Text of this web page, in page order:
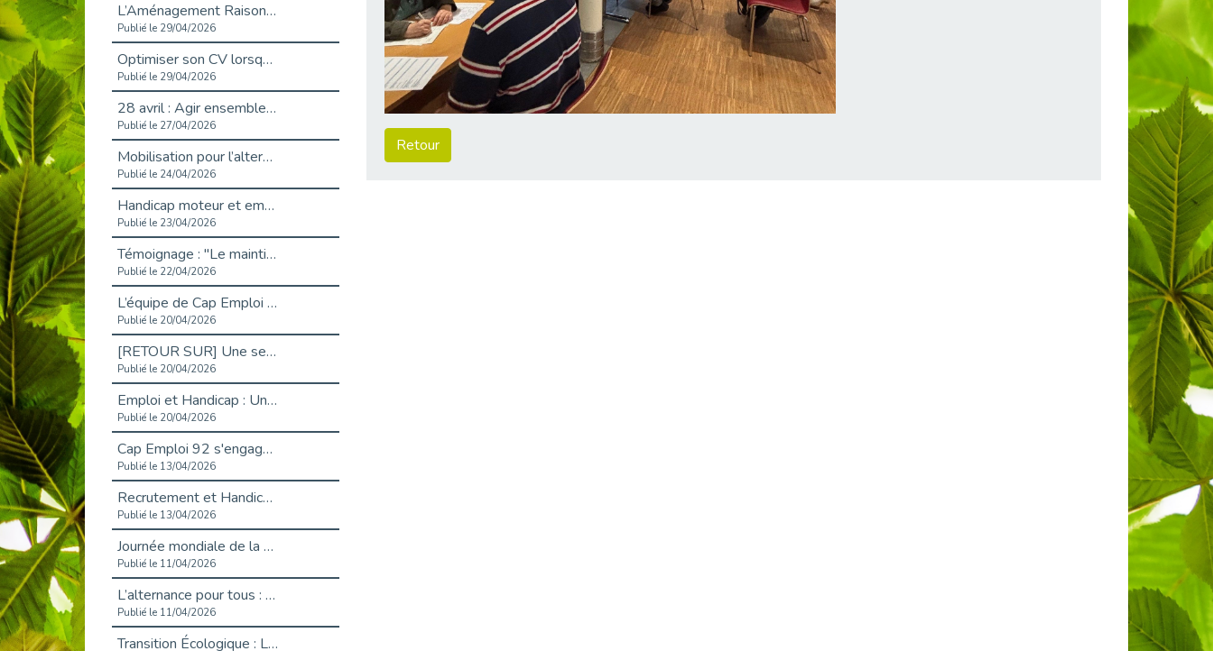
L’Aménagement Raisonnable : Un Levier pour l’Équité
Publié le 29/04/2026
Optimiser son CV lorsqu’on est en situation de handicap
Publié le 29/04/2026
28 avril : Agir ensemble pour une culture de prévention au travail
Publié le 27/04/2026
Mobilisation pour l’alternance et le handicap
Publié le 24/04/2026
Handicap moteur et emploi : réussir ses recrutements vidéo
Publié le 23/04/2026
Témoignage : "Le maintien en emploi est un investissement, pas une contrainte."
Publié le 22/04/2026
L’équipe de Cap Emploi 92 s’agrandit : Bienvenue à Charmila, Khoudia et Fadila !
Publié le 20/04/2026
[RETOUR SUR] Une session de recrutement inclusive réussie à Asnières !
Publié le 20/04/2026
Emploi et Handicap : Une alliance de style entre Cap Emploi 92 et La Cravate Solidaire
Publié le 20/04/2026
Cap Emploi 92 s'engage pour la santé mentale : La formation PSSM au cœur de l'accompagnement
Publié le 13/04/2026
Recrutement et Handicap : Et si vous testiez avant de vous engager ?
Publié le 13/04/2026
Journée mondiale de la maladie de Parkinson : Mieux comprendre pour mieux accompagner
Publié le 11/04/2026
L’alternance pour tous : Cap Emploi 92 et Seine Ouest Entreprise et Emploi mobilisés à Boulogne-Billancourt
Publié le 11/04/2026
Transition Écologique : Les Cap Emploi 75,92 et 93 s’engagent pour un Numérique Responsable
Retour